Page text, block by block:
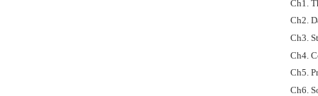
Ch1.
Ch2.
Ch3.
Ch4.
Ch5.
Ch6.